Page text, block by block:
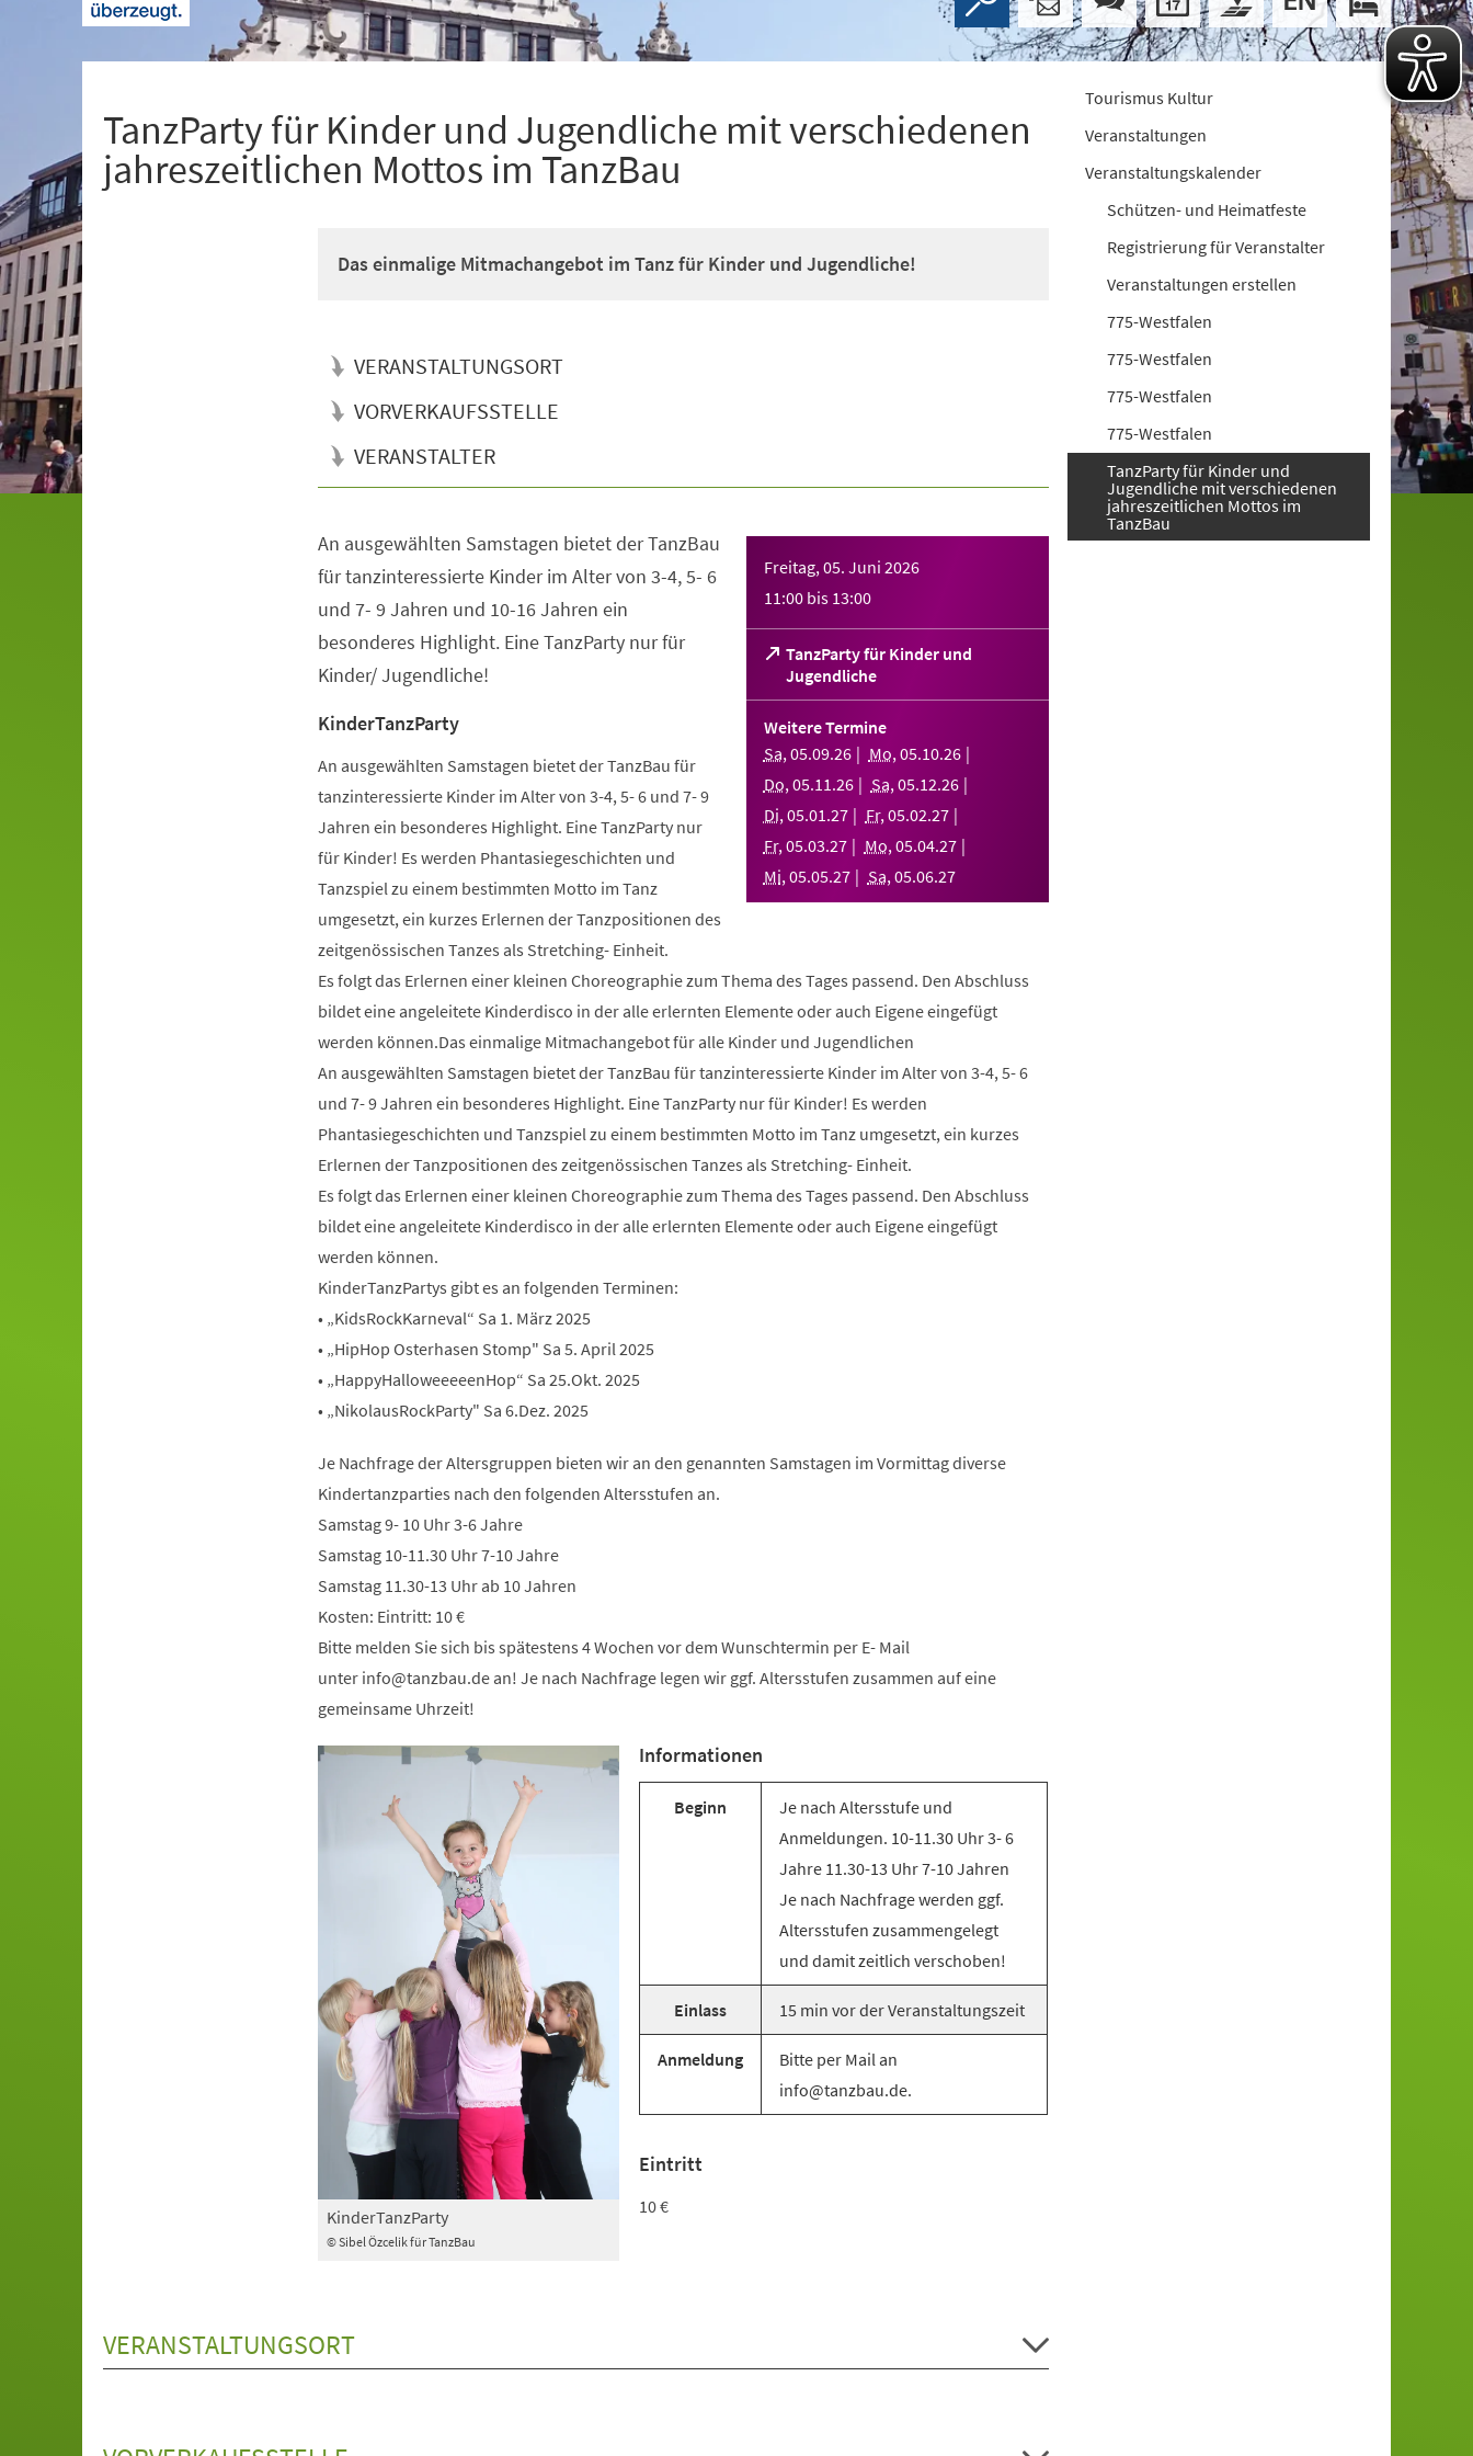
TanzParty für Kinder und Jugendliche mit verschiedenen
jahreszeitlichen Mottos im TanzBau
Das einmalige Mitmachangebot im Tanz für Kinder und Jugendliche!
VERANSTALTUNGSORT
VORVERKAUFSSTELLE
VERANSTALTER
Freitag, 05. Juni 2026
11:00 bis 13:00
TanzParty für Kinder und
Jugendliche
(Öffnet
in
einem
Tab)
Weitere Termine
Sa,05.09.26 Mo,05.10.26
Do,05.11.26 Sa,05.12.26
Di,05.01.27 Fr,05.02.27
Fr,05.03.27 Mo,05.04.27
Mi,05.05.27 Sa,05.06.27
An ausgewählten Samstagen bietet der TanzBau
für tanzinteressierte Kinder im Alter von 3-4, 5- 6
und 7- 9 Jahren und 10-16 Jahren ein
besonderes Highlight. Eine TanzParty nur für
Kinder/ Jugendliche!
KinderTanzParty
An ausgewählten Samstagen bietet der TanzBau für
tanzinteressierte Kinder im Alter von 3-4, 5- 6 und 7- 9
Jahren ein besonderes Highlight. Eine TanzParty nur
für Kinder! Es werden Phantasiegeschichten und
Tanzspiel zu einem bestimmten Motto im Tanz
umgesetzt, ein kurzes Erlernen der Tanzpositionen des
zeitgenössischen Tanzes als Stretching- Einheit.
Es folgt das Erlernen einer kleinen Choreographie zum Thema des Tages passend. Den Abschluss
bildet eine angeleitete Kinderdisco in der alle erlernten Elemente oder auch Eigene eingefügt
werden können.Das einmalige Mitmachangebot für alle Kinder und Jugendlichen
An ausgewählten Samstagen bietet der TanzBau für tanzinteressierte Kinder im Alter von 3-4, 5- 6
und 7- 9 Jahren ein besonderes Highlight. Eine TanzParty nur für Kinder! Es werden
Phantasiegeschichten und Tanzspiel zu einem bestimmten Motto im Tanz umgesetzt, ein kurzes
Erlernen der Tanzpositionen des zeitgenössischen Tanzes als Stretching- Einheit.
Es folgt das Erlernen einer kleinen Choreographie zum Thema des Tages passend. Den Abschluss
bildet eine angeleitete Kinderdisco in der alle erlernten Elemente oder auch Eigene eingefügt
werden können.
KinderTanzPartys gibt es an folgenden Terminen:
• „KidsRockKarneval“ Sa 1. März 2025
• „HipHop Osterhasen Stomp" Sa 5. April 2025
• „HappyHalloweeeeenHop“ Sa 25.Okt. 2025
• „NikolausRockParty" Sa 6.Dez. 2025
Je Nachfrage der Altersgruppen bieten wir an den genannten Samstagen im Vormittag diverse
Kindertanzparties nach den folgenden Altersstufen an.
Samstag 9- 10 Uhr 3-6 Jahre
Samstag 10-11.30 Uhr 7-10 Jahre
Samstag 11.30-13 Uhr ab 10 Jahren
Kosten: Eintritt: 10 €
Bitte melden Sie sich bis spätestens 4 Wochen vor dem Wunschtermin per E- Mail
unter info tanzbau dean! Je nach Nachfrage legen wir ggf. Altersstufen zusammen auf eine
gemeinsame Uhrzeit!
© Sibel Özcelik für TanzBau
KinderTanzParty
Informationen
Beginn
Je nach Altersstufe und
Anmeldungen. 10-11.30 Uhr 3- 6
Jahre 11.30-13 Uhr 7-10 Jahren
Je nach Nachfrage werden ggf.
Altersstufen zusammengelegt
und damit zeitlich verschoben!
Einlass 15 min vor der Veranstaltungszeit
Anmeldung
Bitte per Mail an
info@tanzbau.de.
Eintritt
10 €
VERANSTALTUNGSORT
Tourismus Kultur
Veranstaltungen
Veranstaltungskalender
Schützen- und Heimatfeste
Registrierung für Veranstalter
Veranstaltungen erstellen
775-Westfalen
775-Westfalen
775-Westfalen
775-Westfalen
TanzParty für Kinder und
Jugendliche mit verschiedenen
jahreszeitlichen Mottos im
TanzBau